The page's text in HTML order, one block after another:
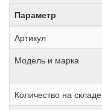
Параметр
Артикул
Модель и марка
Количество на складе